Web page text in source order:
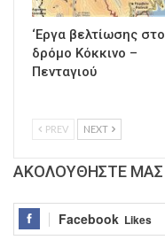
‘Εργα βελτίωσης στο
δρόμο Κόκκινο –
Πενταγιού
PREV NEXT
ΑΚΟΛΟΥΘΗΣΤΕ ΜΑΣ
Facebook Likes